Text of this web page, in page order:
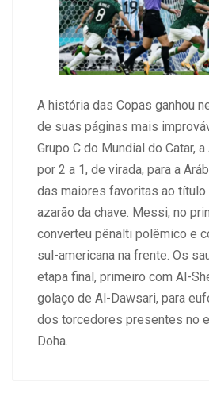
A história das Copas ganhou
de suas páginas mais
Grupo C do Mundial do Catar,
por 2 a 1, de virada, para a
das maiores favoritas ao título
azarão da chave. Messi, no
converteu pênalti polêmico e
sul-americana na frente. Os
etapa final, primeiro com Al-
golaço de Al-Dawsari, para
dos torcedores presentes no
Doha.